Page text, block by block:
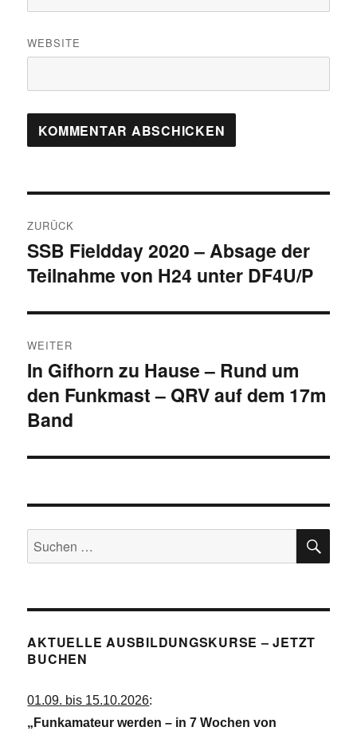
WEBSITE
ZURÜCK
Vorheriger
Beitrag:
SSB Fieldday 2020 – Absage der
Teilnahme von H24 unter DF4U/P
WEITER
Nächster
Beitrag:
In Gifhorn zu Hause – Rund um
den Funkmast – QRV auf dem 17m
Band
Suchen
nach:
AKTUELLE AUSBILDUNGSKURSE – JETZT
BUCHEN
01.09. bis 15.10.2026:
„Funkamateur werden – in 7 Wochen von